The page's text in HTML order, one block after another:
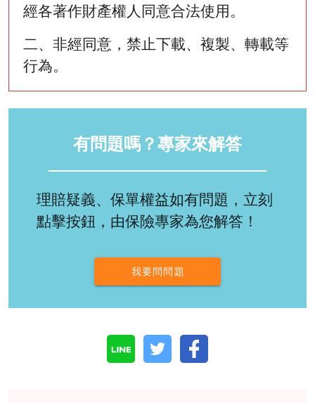
經各著作財產權人同意合法使用。
二、非經同意，禁止下載、複製、轉載等
行為。
有問題嗎？專家來解答
理賠疑義、保單權益如有問題，立刻
點擊按鈕，由保險專家為您解答！
我要問問題